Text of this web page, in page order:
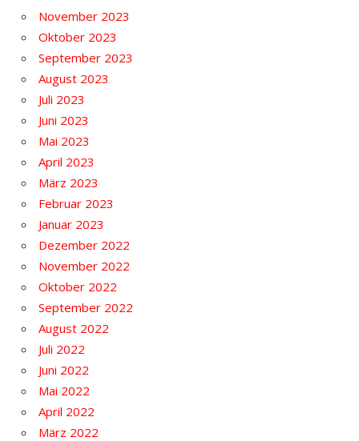
November 2023
Oktober 2023
September 2023
August 2023
Juli 2023
Juni 2023
Mai 2023
April 2023
März 2023
Februar 2023
Januar 2023
Dezember 2022
November 2022
Oktober 2022
September 2022
August 2022
Juli 2022
Juni 2022
Mai 2022
April 2022
März 2022